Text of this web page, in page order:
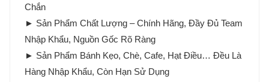
Chắn
► Sản Phẩm Chất Lượng – Chính Hãng, Đầy Đủ Team
Nhập Khẩu, Nguồn Gốc Rõ Ràng
► Sản Phẩm Bánh Kẹo, Chè, Cafe, Hạt Điều… Đều Là
Hàng Nhập Khẩu, Còn Hạn Sử Dụng